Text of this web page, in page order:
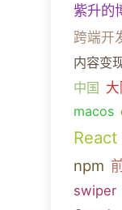
紫升的
跨端开
内容变
中国
macos
npm
swiper